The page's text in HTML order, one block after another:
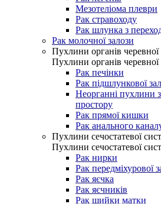
Мезотеліома плеври
Рак стравоходу
Рак шлунка з
Рак молочної залози
Пухлини органів
Пухлини органів
Рак печінки
Рак підшлункової
Неорганні пухлини
простору
Рак прямої кишки
Рак анального
Пухлини сечостатевої
Пухлини сечостатевої
Рак нирки
Рак передміхурової
Рак яєчка
Рак яєчників
Рак шийки матки